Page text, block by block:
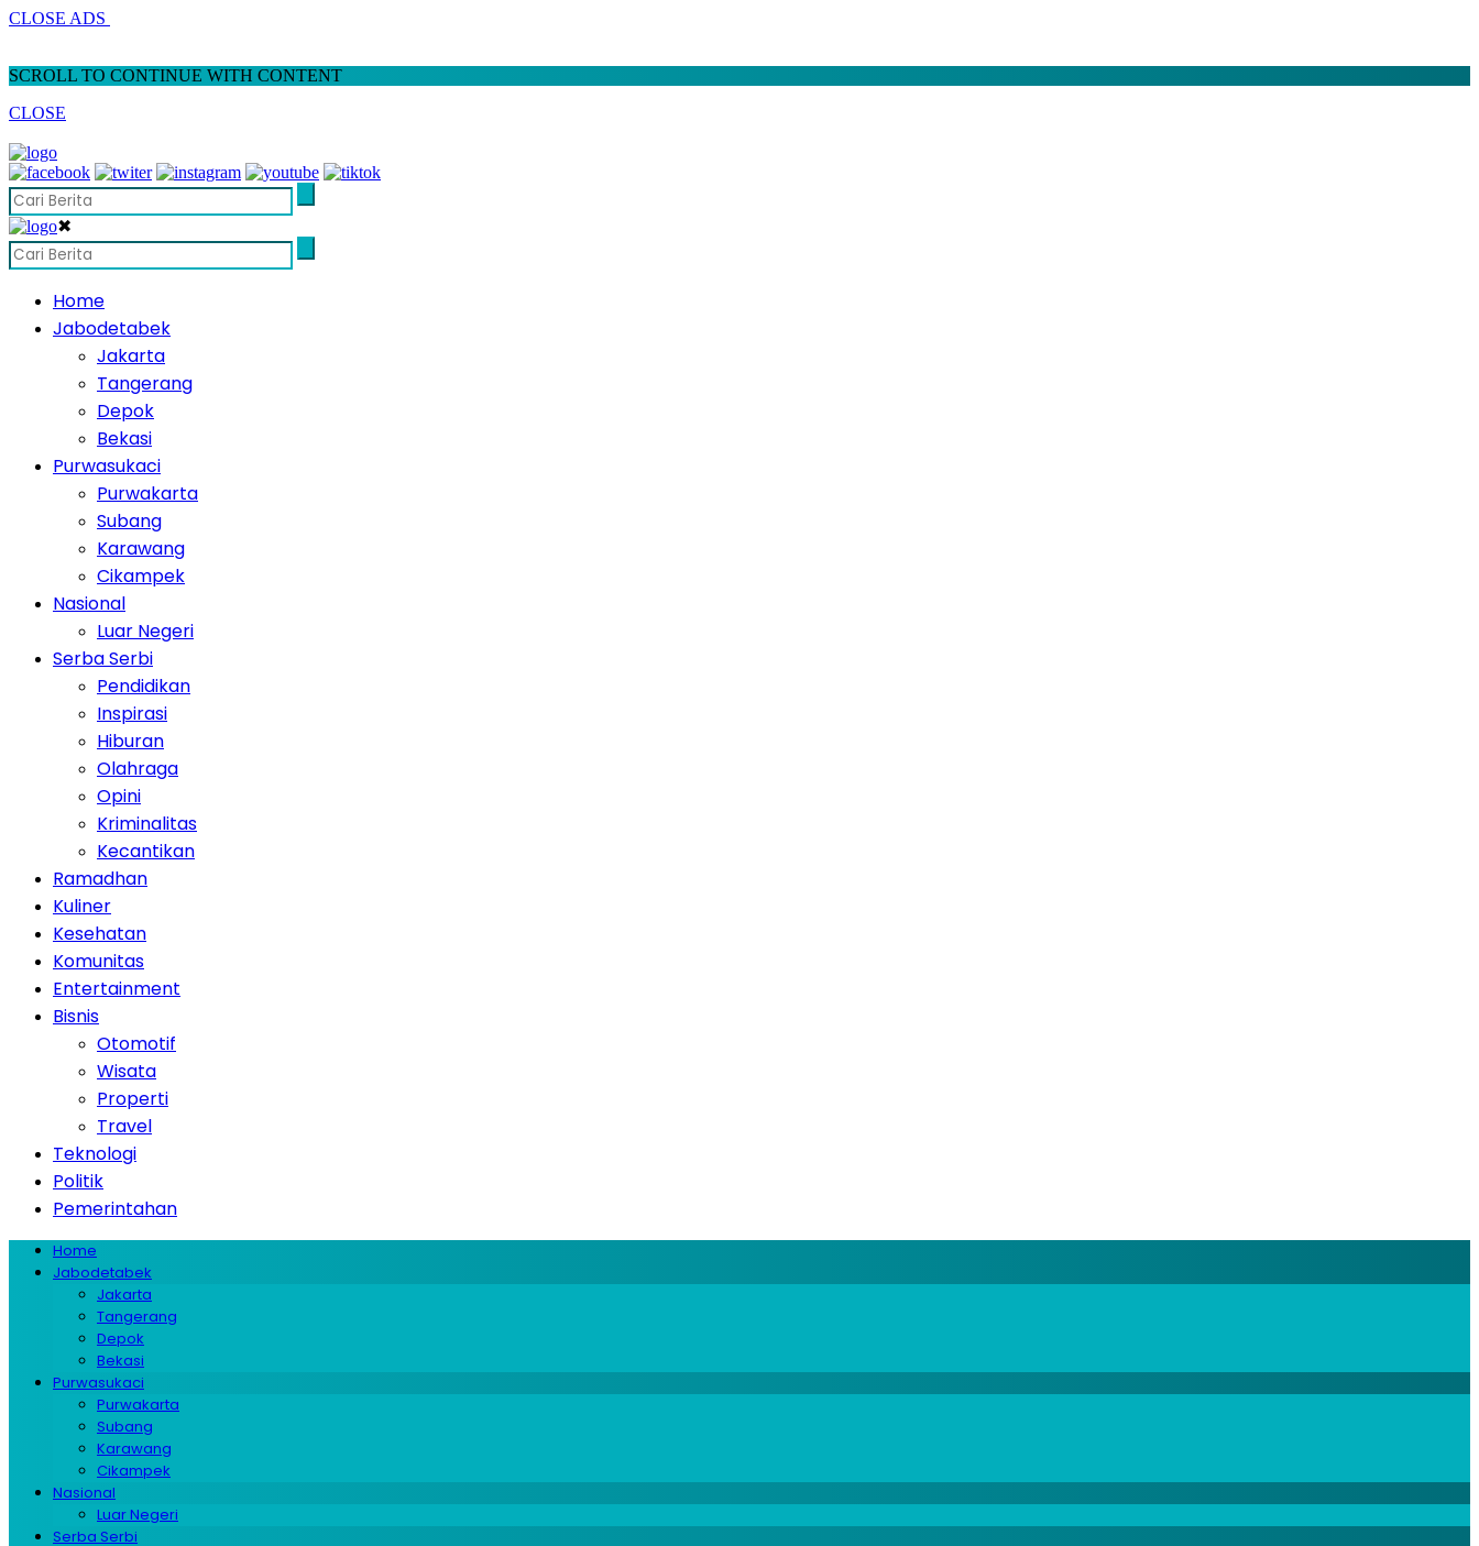
CLOSE ADS
SCROLL TO CONTINUE WITH CONTENT
CLOSE
✖
Home
Jabodetabek
Jakarta
Tangerang
Depok
Bekasi
Purwasukaci
Purwakarta
Subang
Karawang
Cikampek
Nasional
Luar Negeri
Serba Serbi
Pendidikan
Inspirasi
Hiburan
Olahraga
Opini
Kriminalitas
Kecantikan
Ramadhan
Kuliner
Kesehatan
Komunitas
Entertainment
Bisnis
Otomotif
Wisata
Properti
Travel
Teknologi
Politik
Pemerintahan
Home
Jabodetabek
Jakarta
Tangerang
Depok
Bekasi
Purwasukaci
Purwakarta
Subang
Karawang
Cikampek
Nasional
Luar Negeri
Serba Serbi